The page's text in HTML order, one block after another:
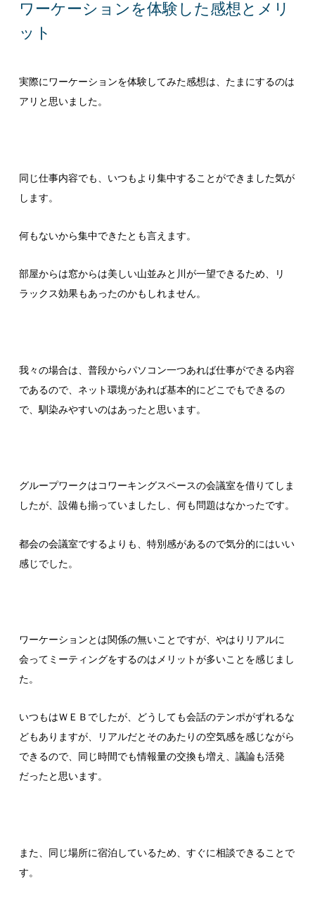
ワーケーションを体験した感想とメリ
ット
実際にワーケーションを体験してみた感想は、たまにするのは
アリと思いました。
同じ仕事内容でも、いつもより集中することができました気が
します。
何もないから集中できたとも言えます。
部屋からは窓からは美しい山並みと川が一望できるため、リ
ラックス効果もあったのかもしれません。
我々の場合は、普段からパソコン一つあれば仕事ができる内容
であるので、ネット環境があれば基本的にどこでもできるの
で、馴染みやすいのはあったと思います。
グループワークはコワーキングスペースの会議室を借りてしま
したが、設備も揃っていましたし、何も問題はなかったです。
都会の会議室でするよりも、特別感があるので気分的にはいい
感じでした。
ワーケーションとは関係の無いことですが、やはりリアルに
会ってミーティングをするのはメリットが多いことを感じまし
た。
いつもはＷＥＢでしたが、どうしても会話のテンポがずれるな
どもありますが、リアルだとそのあたりの空気感を感じながら
できるので、同じ時間でも情報量の交換も増え、議論も活発
だったと思います。
また、同じ場所に宿泊しているため、すぐに相談できることで
す。